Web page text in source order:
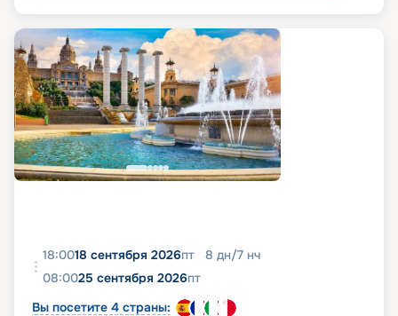
18:0018 сентября 2026пт 8 дн/7 нч
08:0025 сентября 2026пт
Вы посетите 4 страны: